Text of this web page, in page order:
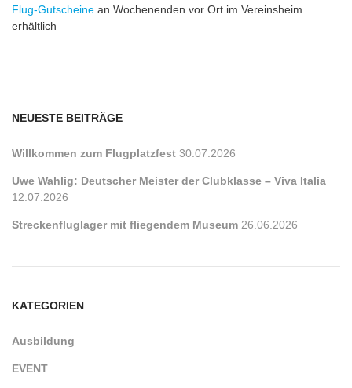
Flug-Gutscheine an Wochenenden vor Ort im Vereinsheim
erhältlich
NEUESTE BEITRÄGE
Willkommen zum Flugplatzfest 30.07.2026
Uwe Wahlig: Deutscher Meister der Clubklasse – Viva Italia
12.07.2026
Streckenfluglager mit fliegendem Museum 26.06.2026
KATEGORIEN
Ausbildung
EVENT